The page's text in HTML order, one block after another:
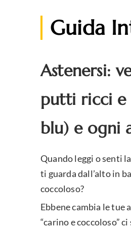
Guida
Astenersi:
putti ricci e
blu) e ogni
Quando leggi o senti
ti guarda dall’alto in
coccoloso?
Ebbene cambia le tue
“carino e coccoloso”